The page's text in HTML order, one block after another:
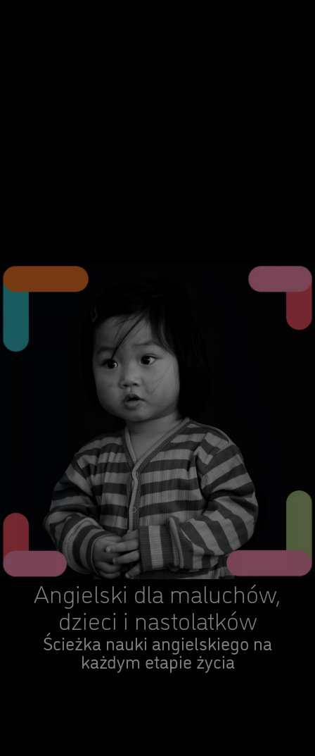
Angielski dla maluchów,
dzieci i nastolatków
Ścieżka nauki angielskiego na
każdym etapie życia